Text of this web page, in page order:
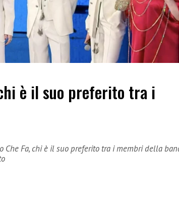
è il suo preferito tra i
Che Fa, chi è il suo preferito tra i membri della